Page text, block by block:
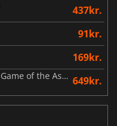
437kr.
91kr.
169kr.
Cricket 26 The Official Game of the Ashes 649kr.